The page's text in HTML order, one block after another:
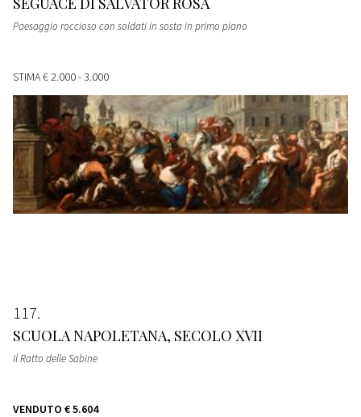
Paesaggio roccioso con soldati in sosta in primo piano
STIMA€ 2.000 - 3.000
117
SCUOLA NAPOLETANA, SECOLO XVII
Il Ratto delle Sabine
VENDUTO € 5.604